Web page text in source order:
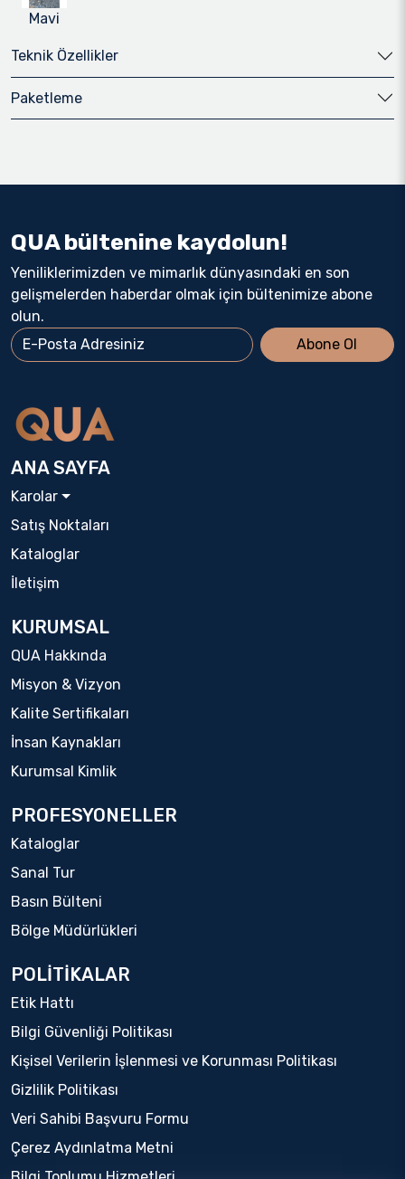
Mavi
Teknik Özellikler
Paketleme
QUA bültenine kaydolun!
Yeniliklerimizden ve mimarlık dünyasındaki en son
gelişmelerden haberdar olmak için bültenimize abone
olun.
Abone Ol
ANA SAYFA
Karolar
Satış Noktaları
Kataloglar
İletişim
KURUMSAL
QUA Hakkında
Misyon & Vizyon
Kalite Sertifikaları
İnsan Kaynakları
Kurumsal Kimlik
PROFESYONELLER
Kataloglar
Sanal Tur
Basın Bülteni
Bölge Müdürlükleri
POLİTİKALAR
Etik Hattı
Bilgi Güvenliği Politikası
Kişisel Verilerin İşlenmesi ve Korunması Politikası
Gizlilik Politikası
Veri Sahibi Başvuru Formu
Çerez Aydınlatma Metni